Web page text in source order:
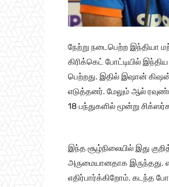
நேற்று நடைபெற்ற இந்தியா
கிரிக்கெட் போட்டியில்
பெற்றது. இதில் இஷான்
எடுத்தனர். மேலும் ஆல்
18 பந்துகளில் மூன்று
இந்த சூழ்நிலையில் இது
அருமையானதாக இருந்தது.
எதிர்பார்க்கிறோம். கடந்த